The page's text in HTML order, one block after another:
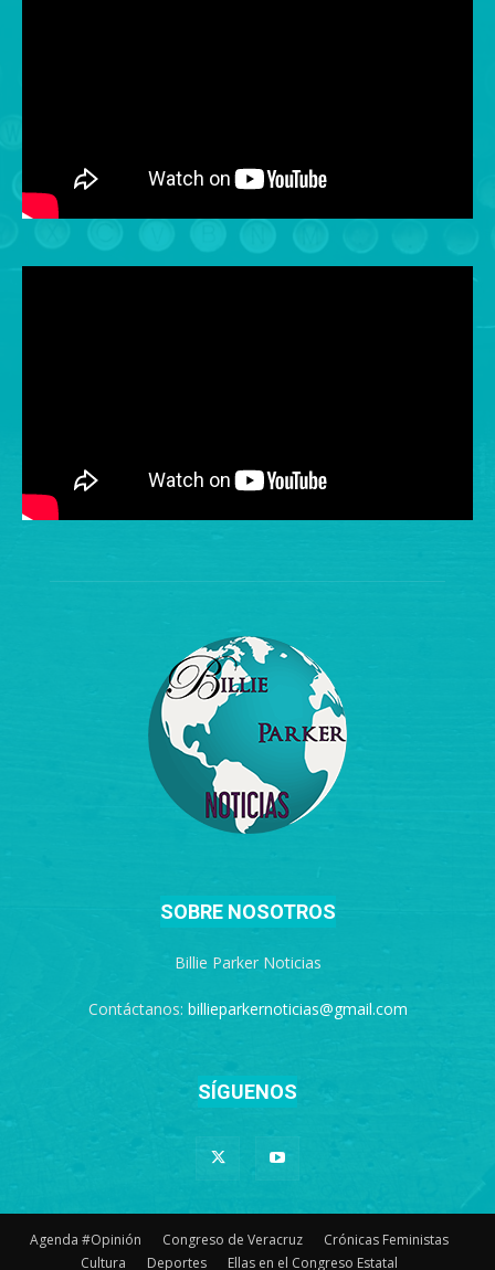
SOBRE NOSOTROS
Billie Parker Noticias
Contáctanos: billieparkernoticias@gmail.com
SÍGUENOS
Agenda #Opinión Congreso de Veracruz
Crónicas Feministas
Cultura
Deportes Ellas en el Congreso Estatal